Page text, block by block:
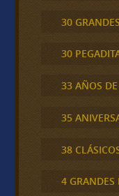
30
30
33 AÑOS
35
38
4 GRANDES